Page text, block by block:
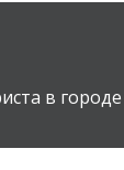
в